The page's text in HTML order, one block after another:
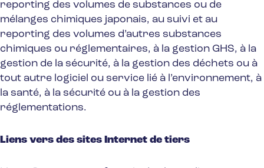
reporting des volumes de substances ou de
mélanges chimiques japonais, au suivi et au
reporting des volumes d’autres substances
chimiques ou réglementaires, à la gestion GHS, à la
gestion de la sécurité, à la gestion des déchets ou à
tout autre logiciel ou service lié à l’environnement, à
la santé, à la sécurité ou à la gestion des
réglementations.
Liens vers des sites Internet de tiers